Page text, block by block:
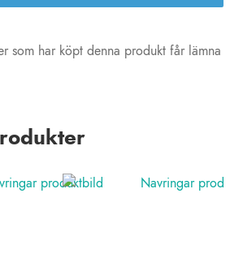
som har köpt denna produkt får lämna